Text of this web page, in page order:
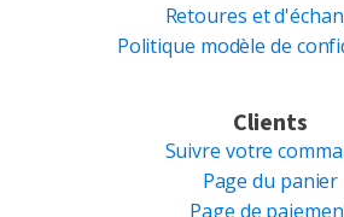
Retoures et
Politique modèle de
Clients
Suivre votre
Page du panier
Page de